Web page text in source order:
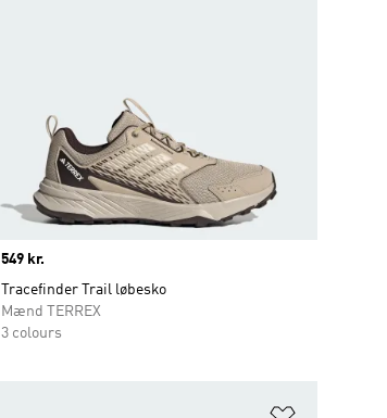
Price
549 kr.
Tracefinder Trail løbesko
Mænd TERREX
3 colours